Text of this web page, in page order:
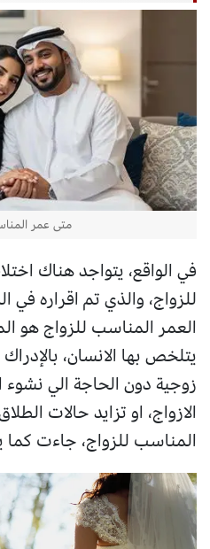
متى عمر
في الواقع، يتواجد هناك
للزواج، والذي تم اقراره
العمر المناسب للزواج هو
يتلخص بها الانسان،
زوجية دون الحاجة الي
الازواج، او تزايد حالات
المناسب للزواج، جاءت كما